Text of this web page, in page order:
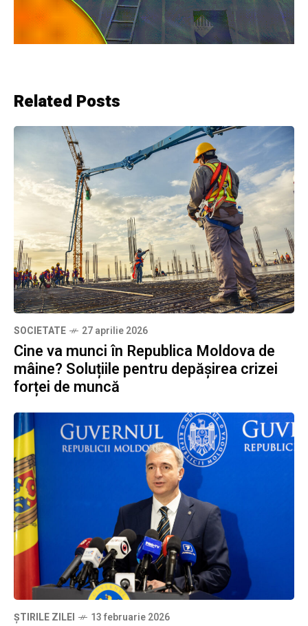
Related Posts
SOCIETATE 27 aprilie 2026
Cine va munci în Republica Moldova de
mâine? Soluțiile pentru depășirea crizei
forței de muncă
ȘTIRILE ZILEI 13 februarie 2026